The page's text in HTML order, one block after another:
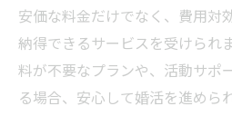
安価な料金だけでなく、費用対
納得できるサービスを受けられ
料が不要なプランや、活動サポ
る場合、安心して婚活を進めら